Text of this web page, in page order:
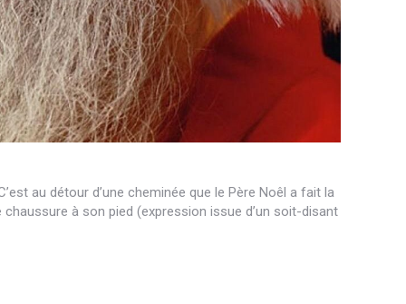
au détour d’une cheminée que le Père Noêl a fait la
à son pied (expression issue d’un soit-disant